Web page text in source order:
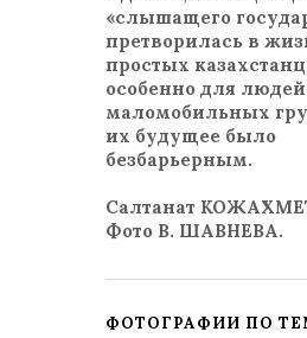
«слышащего
претворилась в
простых
особенно для
маломобильных
их будущее было
безбарьерным.
Салтанат
Фото В. ШАВНЕВА.
ФОТОГРАФИИ ПО